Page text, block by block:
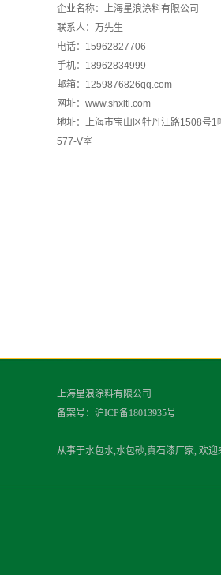
企业名称：上海星浪涂料有限公司
联系人：万先生
电话：15962827706
手机：18962834999
邮箱：1259876826qq.com
网址：www.shxltl.com
地址：上海市宝山区牡丹江路1508号1
577-V室
上海星浪涂料有限公司
备案号： 沪ICP备18013935号
从事于水包水,水包砂,真石漆厂家, 欢迎